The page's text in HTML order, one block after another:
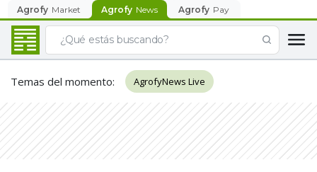
Agrofy Market Agrofy News Agrofy Pay
Temas del momento: AgrofyNews Live